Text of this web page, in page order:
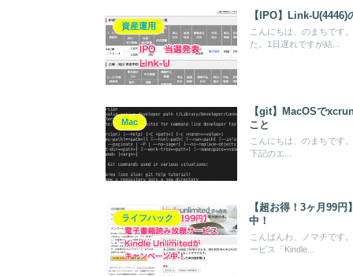
資産運用
【IPO】Link-
こんにちは、のまちです
た。1日遅れですが結...
Mac
【git】MacOSで
こと
こんにちは、のまちです
下記のエ...
ライフハック
【超お得！3ヶ月99
中！
こんばんわ、ノマチです
ービス「Kindle...